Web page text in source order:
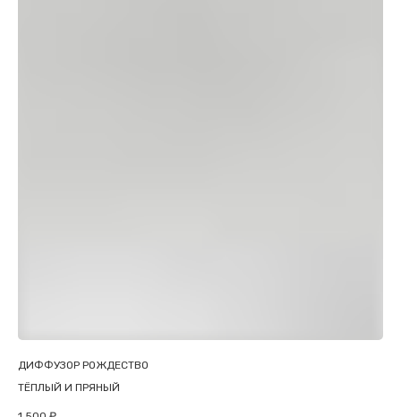
ДИФФУЗОР РОЖДЕСТВО
ТЁПЛЫЙ И ПРЯНЫЙ